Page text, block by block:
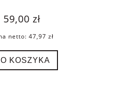
59,00 zł
netto: 47,97 zł
KOSZYKA